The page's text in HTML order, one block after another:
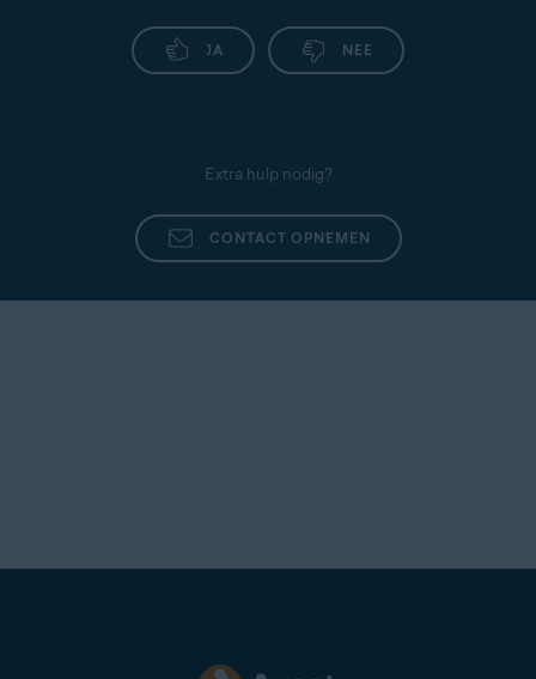
JA NEE
Extra hulp nodig?
CONTACT OPNEMEN